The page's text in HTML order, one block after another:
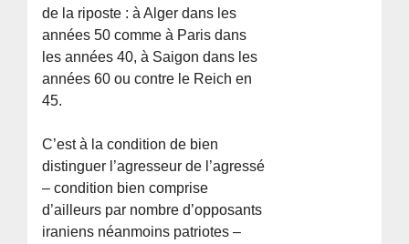
de la riposte : à Alger dans les
années 50 comme à Paris dans
les années 40, à Saigon dans les
années 60 ou contre le Reich en
45.
C’est à la condition de bien
distinguer l’agresseur de l’agressé
– condition bien comprise
d’ailleurs par nombre d’opposants
iraniens néanmoins patriotes –